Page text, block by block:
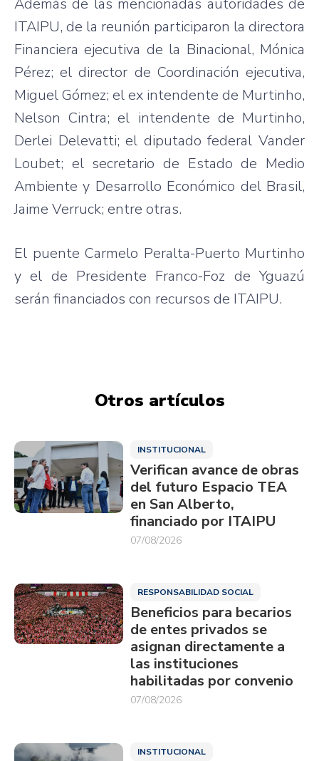
ITAIPU, de la reunión participaron la directora
Financiera ejecutiva de la Binacional, Mónica
Pérez; el director de Coordinación ejecutiva,
Miguel Gómez; el ex intendente de Murtinho,
Nelson Cintra; el intendente de Murtinho,
Derlei Delevatti; el diputado federal Vander
Loubet; el secretario de Estado de Medio
Ambiente y Desarrollo Económico del Brasil,
Jaime Verruck; entre otras.
El puente Carmelo Peralta-Puerto Murtinho
y el de Presidente Franco-Foz de Yguazú
serán financiados con recursos de ITAIPU.
Otros artículos
INSTITUCIONAL
Verifican avance de obras
del futuro Espacio TEA
en San Alberto,
financiado por ITAIPU
07/08/2026
RESPONSABILIDAD SOCIAL
Beneficios para becarios
de entes privados se
asignan directamente a
las instituciones
habilitadas por convenio
07/08/2026
INSTITUCIONAL